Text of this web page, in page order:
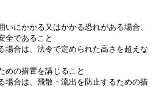
いにかかる又はかかる恐れがある場合、
全であること
場合は、法令で定められた高さを超えな
めの措置を講じること
場合は、飛散・流出を防止するための措